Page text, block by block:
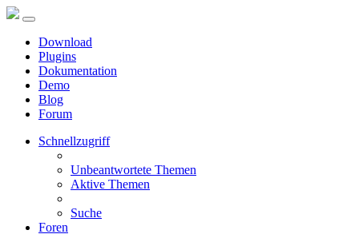
Download
Plugins
Dokumentation
Demo
Blog
Forum
Schnellzugriff
Unbeantwortete Themen
Aktive Themen
Suche
Foren